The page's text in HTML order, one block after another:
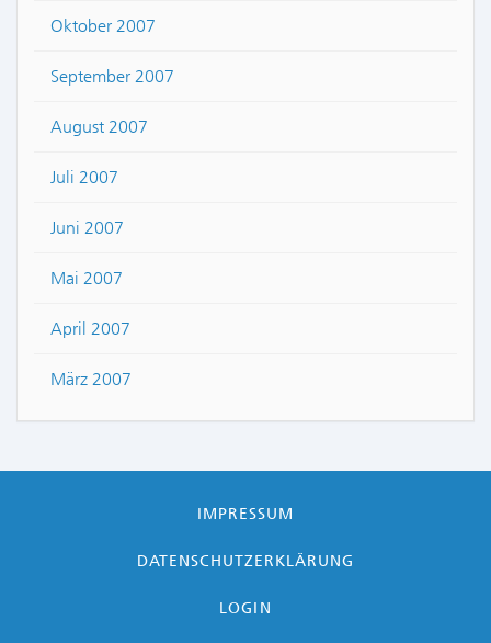
Oktober 2007
September 2007
August 2007
Juli 2007
Juni 2007
Mai 2007
April 2007
März 2007
IMPRESSUM
DATENSCHUTZERKLÄRUNG
LOGIN